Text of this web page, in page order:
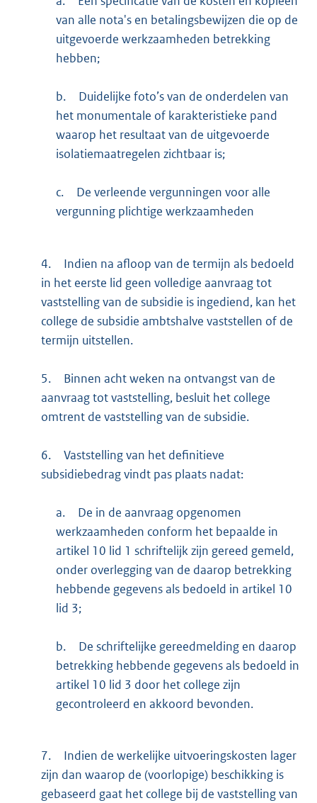
van alle nota's en betalingsbewijzen die op de
uitgevoerde werkzaamheden betrekking
hebben;
b.
Duidelijke foto’s van de onderdelen van
het monumentale of karakteristieke pand
waarop het resultaat van de uitgevoerde
isolatiemaatregelen zichtbaar is;
c.
De verleende vergunningen voor alle
vergunning plichtige werkzaamheden
4.
Indien na afloop van de termijn als bedoeld
in het eerste lid geen volledige aanvraag tot
vaststelling van de subsidie is ingediend, kan het
college de subsidie ambtshalve vaststellen of de
termijn uitstellen.
5.
Binnen acht weken na ontvangst van de
aanvraag tot vaststelling, besluit het college
omtrent de vaststelling van de subsidie.
6.
Vaststelling van het definitieve
subsidiebedrag vindt pas plaats nadat:
a.
De in de aanvraag opgenomen
werkzaamheden conform het bepaalde in
artikel 10 lid 1 schriftelijk zijn gereed gemeld,
onder overlegging van de daarop betrekking
hebbende gegevens als bedoeld in artikel 10
lid 3;
b.
De schriftelijke gereedmelding en daarop
betrekking hebbende gegevens als bedoeld in
artikel 10 lid 3 door het college zijn
gecontroleerd en akkoord bevonden.
7.
Indien de werkelijke uitvoeringskosten lager
zijn dan waarop de (voorlopige) beschikking is
gebaseerd gaat het college bij de vaststelling van